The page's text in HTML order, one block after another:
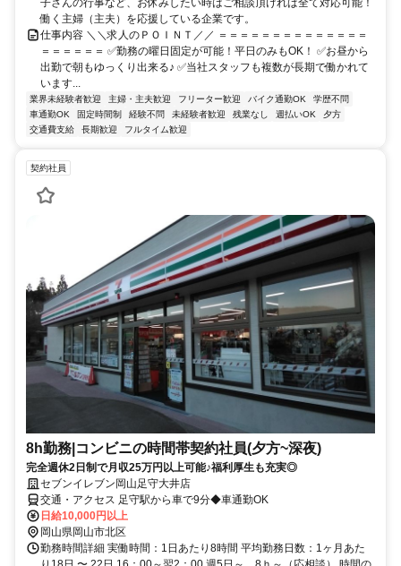
子さんの行事など、お休みしたい時はご相談頂ければ全て対応可能！
働く主婦（主夫）を応援している企業です。
仕事内容 ＼＼求人のＰＯＩＮＴ／／ ＝＝＝＝＝＝＝＝＝＝＝＝＝＝
＝＝＝＝＝＝ ✅勤務の曜日固定が可能！平日のみもOK！ ✅お昼から
出勤で朝もゆっくり出来る♪ ✅当社スタッフも複数が長期で働かれて
います...
業界未経験者歓迎 主婦・主夫歓迎 フリーター歓迎 バイク通勤OK
学歴不問
車通勤OK
固定時間制 経験不問 未経験者歓迎 残業なし 週払いOK
夕方
交通費支給
長期歓迎 フルタイム歓迎
契約社員
8h勤務|コンビニの時間帯契約社員(夕方~深夜)
完全週休2日制で月収25万円以上可能♪福利厚生も充実◎
セブンイレブン岡山足守大井店
交通・アクセス 足守駅から車で9分◆車通勤OK
日給10,000円以上
岡山県岡山市北区
勤務時間詳細 実働時間：1日あたり8時間 平均勤務日数：1ヶ月あた